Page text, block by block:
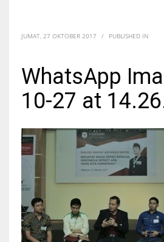
JUMAT, 27 OKTOBER 2017 / PUBLISHED IN
WhatsApp
10-27 at